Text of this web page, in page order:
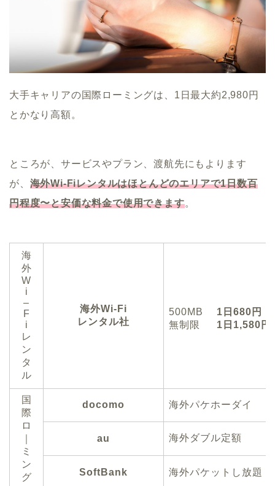
大手キャリアの国際ローミングは、1日最大約2,980円
とかなり高額。
ところが、サービスやプラン、渡航先にもよります
が、 海外Wi-Fiレンタルはほとんどのエリアで1日数百
円程度〜と安価な料金で使用できます。
海
外
W
i
–
F
i
レ
ン
タ
ル
海外Wi-Fi
レンタル社
500MB 1日680円
無制限 1日1,580円
国
際
ロ
ミ
ン
グ
docomo 海外パケホーダイ
au 海外ダブル定額
SoftBank 海外パケットし放題